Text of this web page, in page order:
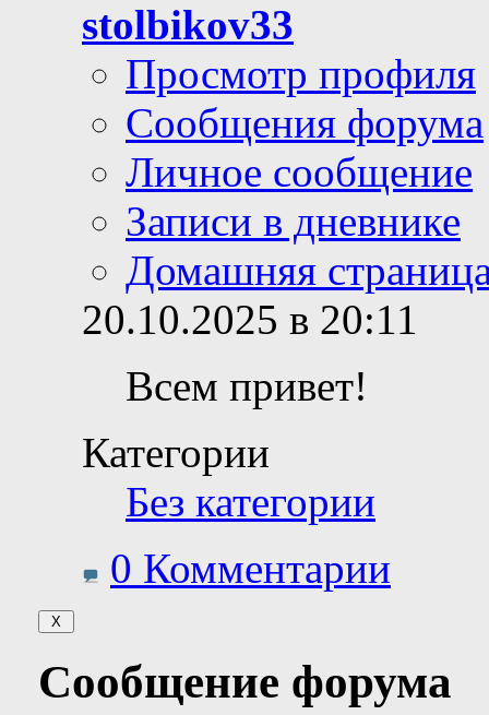
stolbikov33
Просмотр профиля
Сообщения форума
Личное сообщение
Записи в дневнике
Домашняя
20.10.2025 в 20:11
Всем привет!
Категории
Без категории
0 Комментарии
Сообщение форума